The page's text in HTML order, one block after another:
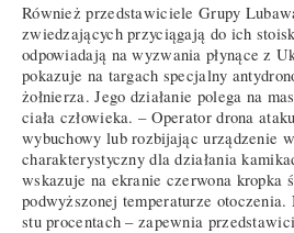
Również przedstawiciele Grupy
zwiedzających przyciągają do ich
odpowiadają na wyzwania płynące z
pokazuje na targach specjalny
żołnierza. Jego działanie polega na
ciała człowieka. – Operator drona
wybuchowy lub rozbijając urządzenie
charakterystyczny dla działania
wskazuje na ekranie czerwona kropka
podwyższonej temperaturze
stu procentach – zapewnia